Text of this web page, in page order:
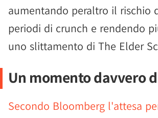
aumentando peraltro il rischio
periodi di crunch e rendendo
uno slittamento di The Elder
Un momento davvero
Secondo Bloomberg l'attesa